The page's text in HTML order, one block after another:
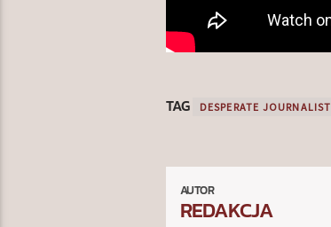
TAG DESPERATE JOURNALIST
AUTOR
REDAKCJA